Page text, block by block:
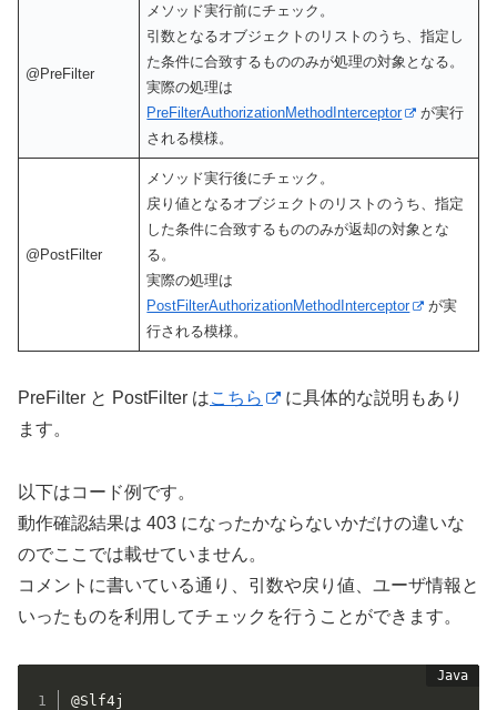
@PreFilter
メソッド実行前にチェック。
引数となるオブジェクトのリストのうち、指定し
た条件に合致するもののみが処理の対象となる。
実際の処理は
PreFilterAuthorizationMethodInterceptor
が実行
される模様。
@PostFilter
メソッド実行後にチェック。
戻り値となるオブジェクトのリストのうち、指定
した条件に合致するもののみが返却の対象とな
る。
実際の処理は
PostFilterAuthorizationMethodInterceptor
が実
行される模様。
PreFilter と PostFilter はこちら
に具体的な説明もあり
ます。
以下はコード例です。
動作確認結果は 403 になったかならないかだけの違いな
のでここでは載せていません。
コメントに書いている通り、引数や戻り値、ユーザ情報と
いったものを利用してチェックを行うことができます。
@Slf4j